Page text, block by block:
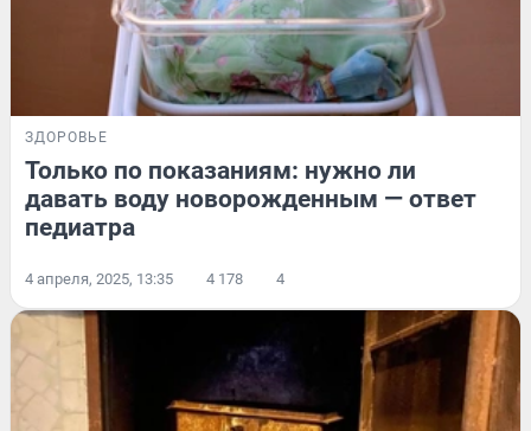
ЗДОРОВЬЕ
Только по показаниям: нужно ли
давать воду новорожденным — ответ
педиатра
4 апреля, 2025, 13:35 4 178 4